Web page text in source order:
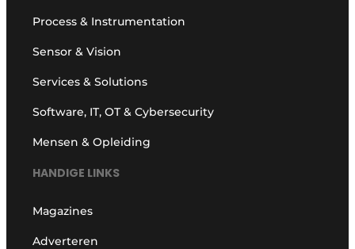
Process & Instrumentation
Sensor & Vision
Services & Solutions
Software, IT, OT & Cybersecurity
Mensen & Opleiding
HANDIGE LINKS
Magazines
Adverteren